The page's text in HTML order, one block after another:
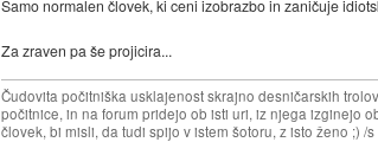
Samo normalen človek, ki ceni izobrazbo in zaničuje
Za zraven pa še projicira...
Čudovita počitniška usklajenost skrajno desničarskih
počitnice, in na forum pridejo ob isti uri, iz njega izginejo
človek, bi misli, da tudi spijo v istem šotoru, z isto ženo ;) /s